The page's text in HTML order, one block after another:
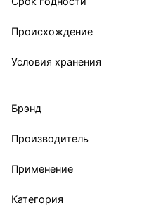
Происхождение
Условия хранения
Брэнд
Производитель
Применение
Категория